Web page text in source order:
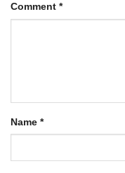
Comment *
Name *